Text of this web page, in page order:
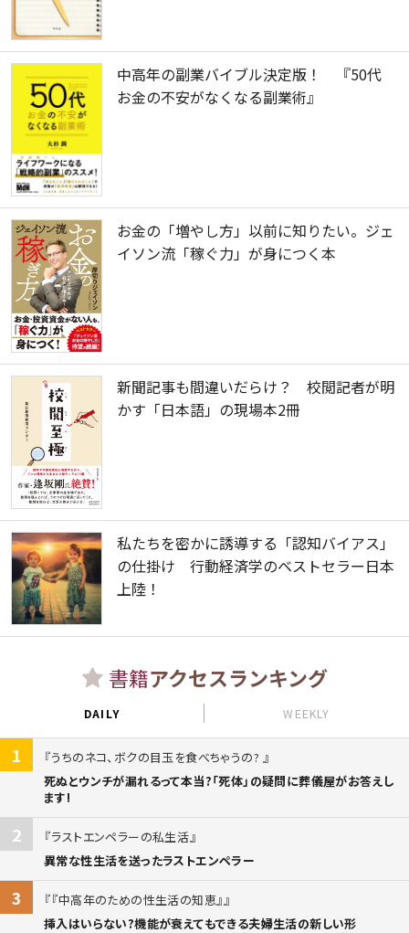
中高年の副業バイブル決定版！ 『50代
お金の不安がなくなる副業術』
お金の「増やし方」以前に知りたい。ジェ
イソン流「稼ぐ力」が身につく本
新聞記事も間違いだらけ？ 校閲記者が明
かす「日本語」の現場本2冊
私たちを密かに誘導する「認知バイアス」
の仕掛け 行動経済学のベストセラー日本
上陸！
書籍アクセスランキング
DAILY WEEKLY
1
うちのネコ、ボクの目玉を食べちゃうの?
死ぬとウンチが漏れるって本当?「死体」の疑問に葬儀屋がお答えし
ます!
2
ラストエンペラーの私生活
異常な性生活を送ったラストエンペラー
3
『中高年のための性生活の知恵』
挿入はいらない?機能が衰えてもできる夫婦生活の新しい形